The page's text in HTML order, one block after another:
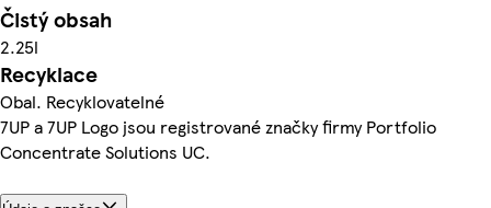
Čistý obsah
2.25l
Recyklace
Obal. Recyklovatelné
7UP a 7UP Logo jsou registrované značky firmy Portfolio
Concentrate Solutions UC.